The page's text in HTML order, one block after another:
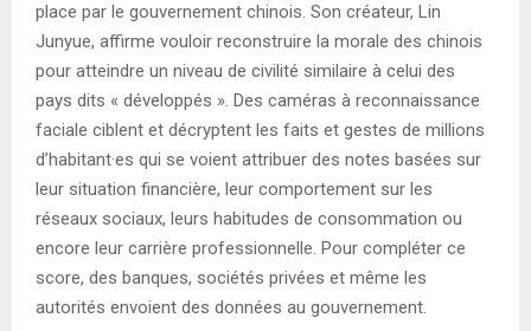
place par le gouvernement chinois. Son créateur, Lin
Junyue, affirme vouloir reconstruire la morale des chinois
pour atteindre un niveau de civilité similaire à celui des
pays dits « développés ». Des caméras à reconnaissance
faciale ciblent et décryptent les faits et gestes de millions
d’habitant·es qui se voient attribuer des notes basées sur
leur situation financière, leur comportement sur les
réseaux sociaux, leurs habitudes de consommation ou
encore leur carrière professionnelle. Pour compléter ce
score, des banques, sociétés privées et même les
autorités envoient des données au gouvernement.